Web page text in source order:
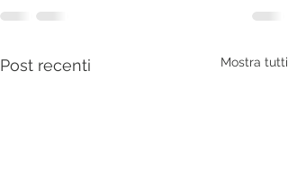
Post recenti Mostra tutti